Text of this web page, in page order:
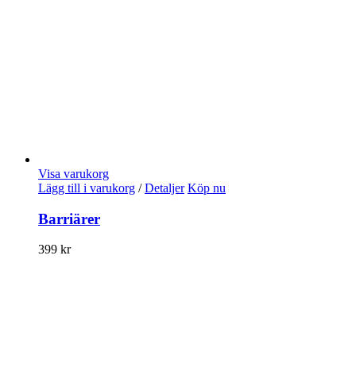
Visa varukorg
Lägg till i varukorg / Detaljer Köp nu
Barriärer
399 kr